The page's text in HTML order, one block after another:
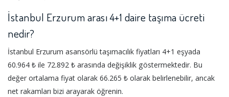
İstanbul Erzurum arası 4+1 daire taşıma ücreti
nedir?
İstanbul Erzurum asansörlü taşımacılık fiyatları 4+1 eşyada
60.964 ₺ ile 72.892 ₺ arasında değişiklik göstermektedir. Bu
değer ortalama fiyat olarak 66.265 ₺ olarak belirlenebilir, ancak
net rakamları bizi arayarak öğrenin.